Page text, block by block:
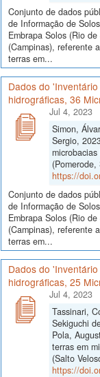
Conjunto de dados
de Informação de
Embrapa Solos (Rio
(Campinas), referente
terras em...
Dados do
hidrográficas, 36
Jul 4, 2023
Simon,
Sergio,
(Pomerode,
https://
Conjunto de dados
de Informação de
Embrapa Solos (Rio
(Campinas), referente
terras em...
Dados do
hidrográficas, 25
Jul 4, 2023
Tassinari,
Sekiguchi
Pola,
terras em
(Salto
https://